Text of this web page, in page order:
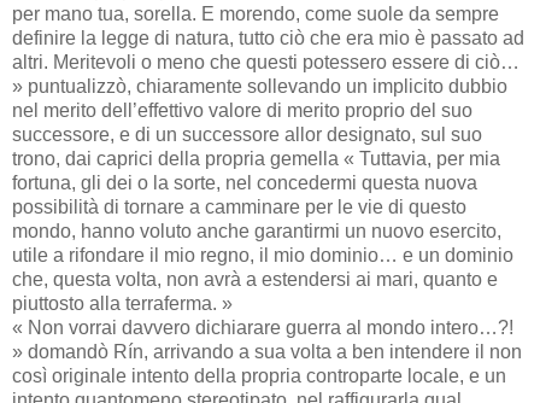
per mano tua, sorella. E morendo, come suole da sempre
definire la legge di natura, tutto ciò che era mio è passato ad
altri. Meritevoli o meno che questi potessero essere di ciò…
» puntualizzò, chiaramente sollevando un implicito dubbio
nel merito dell’effettivo valore di merito proprio del suo
successore, e di un successore allor designato, sul suo
trono, dai caprici della propria gemella « Tuttavia, per mia
fortuna, gli dei o la sorte, nel concedermi questa nuova
possibilità di tornare a camminare per le vie di questo
mondo, hanno voluto anche garantirmi un nuovo esercito,
utile a rifondare il mio regno, il mio dominio… e un dominio
che, questa volta, non avrà a estendersi ai mari, quanto e
piuttosto alla terraferma. »
« Non vorrai davvero dichiarare guerra al mondo intero…?!
» domandò Rín, arrivando a sua volta a ben intendere il non
così originale intento della propria controparte locale, e un